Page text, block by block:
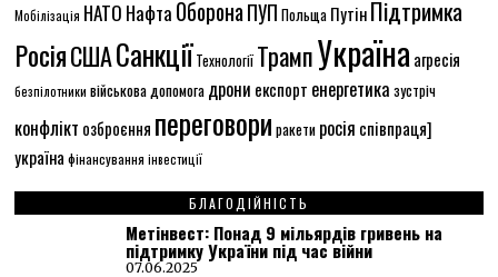
Мобілізація НАТО Нафта ОборонаПУП Польща ПутінПідтримка
РосіяСШАСанкціїТехнологіїТрампУкраїна агресія
безпілотники військова допомога дрони експорт енергетика зустріч
конфлікт озброєння переговори ракети росія співпраця]
україна фінансування інвестиції
БЛАГОДІЙНІСТЬ
Метінвест: Понад 9 мільярдів гривень на
підтримку України під час війни
07.06.2025